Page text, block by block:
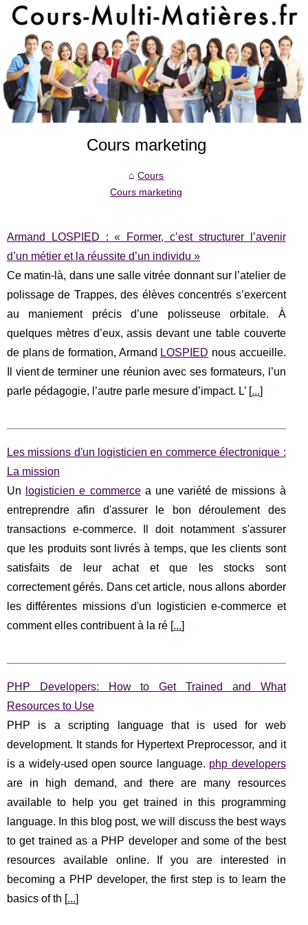
Cours marketing
Cours
Cours marketing
Armand LOSPIED : « Former, c’est structurer l’avenir
d’un métier et la réussite d’un individu »
Ce matin-là, dans une salle vitrée donnant sur l’atelier de
polissage de Trappes, des élèves concentrés s’exercent
au maniement précis d’une polisseuse orbitale. À
quelques mètres d’eux, assis devant une table couverte
de plans de formation, Armand LOSPIED nous accueille.
Il vient de terminer une réunion avec ses formateurs, l’un
parle pédagogie, l’autre parle mesure d’impact. L’ [...]
Les missions d'un logisticien en commerce électronique :
La mission
Un
logisticien e commercea une variété de missions à
entreprendre afin d'assurer le bon déroulement des
transactions e-commerce. Il doit notamment s'assurer
que les produits sont livrés à temps, que les clients sont
satisfaits de leur achat et que les stocks sont
correctement gérés. Dans cet article, nous allons aborder
les différentes missions d'un logisticien e-commerce et
comment elles contribuent à la ré [...]
PHP Developers: How to Get Trained and What
Resources to Use
PHP is a scripting language that is used for web
development. It stands for Hypertext Preprocessor, and it
is a widely-used open source language. php developers
are in high demand, and there are many resources
available to help you get trained in this programming
language. In this blog post, we will discuss the best ways
to get trained as a PHP developer and some of the best
resources available online. If you are interested in
becoming a PHP developer, the first step is to learn the
basics of th [...]